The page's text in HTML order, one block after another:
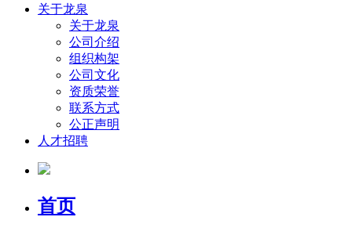
关于龙泉
关于龙泉
公司介绍
组织构架
公司文化
资质荣誉
联系方式
公正声明
人才招聘
首页